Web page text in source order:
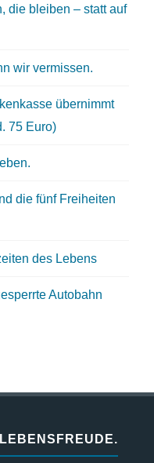
die bleiben – statt auf
wir vermissen.
übernimmt
75 Euro)
die fünf Freiheiten
des Lebens
Autobahn